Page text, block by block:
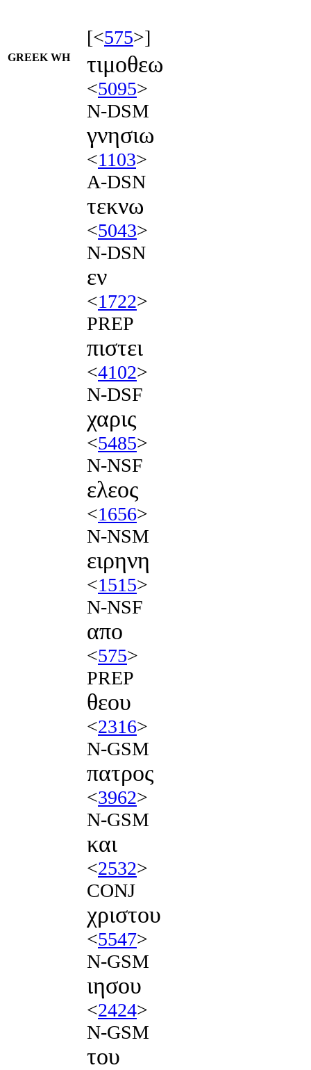
[<575>]
GREEK WH τιμοθεω
<5095>
N-DSM
γνησιω
<1103>
A-DSN
τεκνω
<5043>
N-DSN
εν
<1722>
PREP
πιστει
<4102>
N-DSF
χαρις
<5485>
N-NSF
ελεος
<1656>
N-NSM
ειρηνη
<1515>
N-NSF
απο
<575>
PREP
θεου
<2316>
N-GSM
πατρος
<3962>
N-GSM
και
<2532>
CONJ
χριστου
<5547>
N-GSM
ιησου
<2424>
N-GSM
του